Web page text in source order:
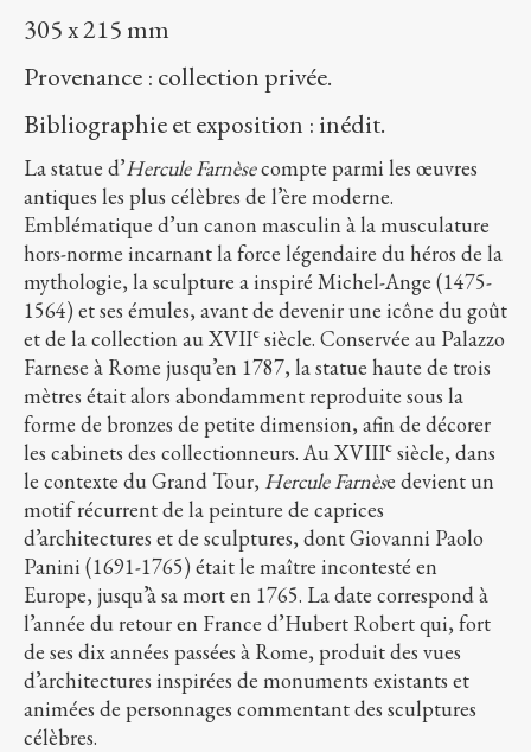
305 x 215 mm
Provenance : collection privée.
Bibliographie et exposition : inédit.
La statue d’Hercule Farnèsecompte parmi les œuvres
antiques les plus célèbres de l’ère moderne.
Emblématique d’un canon masculin à la musculature
hors-norme incarnant la force légendaire du héros de la
mythologie, la sculpture a inspiré Michel-Ange (1475-
1564) et ses émules, avant de devenir une icône du goût
et de la collection au XVIIe siècle. Conservée au Palazzo
Farnese à Rome jusqu’en 1787, la statue haute de trois
mètres était alors abondamment reproduite sous la
forme de bronzes de petite dimension, afin de décorer
les cabinets des collectionneurs. Au XVIIIe siècle, dans
le contexte du Grand Tour, Hercule Farnèse devient un
motif récurrent de la peinture de caprices
d’architectures et de sculptures, dont Giovanni Paolo
Panini (1691-1765) était le maître incontesté en
Europe, jusqu’à sa mort en 1765. La date correspond à
l’année du retour en France d’Hubert Robert qui, fort
de ses dix années passées à Rome, produit des vues
d’architectures inspirées de monuments existants et
animées de personnages commentant des sculptures
célèbres.